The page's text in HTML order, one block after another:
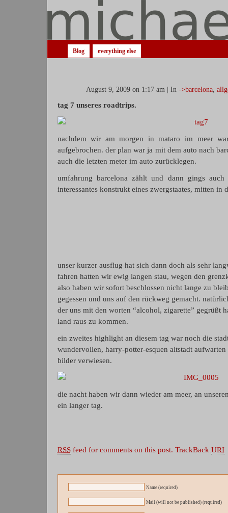
Blog everything else
August 9, 2009 on 1:17 am | In ->barcelona,
tag 7 unseres roadtrips.
nachdem wir am morgen in mataro im meer
aufgebrochen. der plan war ja mit dem auto nach
auch die letzten meter im auto zurücklegen.
umfahrung barcelona zählt und dann gings
interessantes konstrukt eines zwergstaates, mitten in
unser kurzer ausflug hat sich dann doch als sehr
fahren hatten wir ewig langen stau, wegen den
also haben wir sofort beschlossen nicht lange zu
gegessen und uns auf den rückweg gemacht.
der uns mit den worten “alcohol, zigarette” gegrüßt
land raus zu kommen.
ein zweites highlight an diesem tag war noch die
wundervollen, harry-potter-esquen altstadt
bilder verwiesen.
die nacht haben wir dann wieder am meer, an
ein langer tag.
RSSfeed for comments on this post. TrackBack URI
Name (required)
Mail (will not be published) (required)